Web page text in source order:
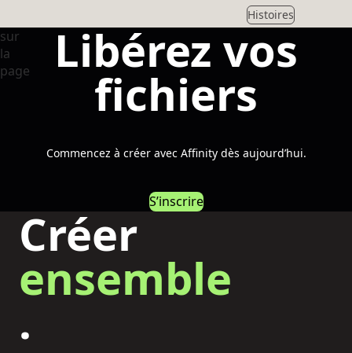
Histoires
Libérez vos
fichiers
Commencez à créer avec Affinity dès aujourd’hui.
S’inscrire
Créer
ensemble
.